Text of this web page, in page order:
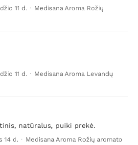
11 d. · Medisana Aroma Rožių
11 d. · Medisana Aroma Levandų
natūralus, puiki prekė.
14 d. · Medisana Aroma Rožių aromato